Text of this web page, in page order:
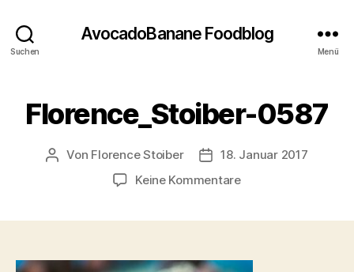
Suchen
AvocadoBanane Foodblog
Menü
Florence_Stoiber-0587
Beitragsautor
Von Florence Stoiber Veröffentlichungsdatum
18. Januar 2017
Keine Kommentarezu